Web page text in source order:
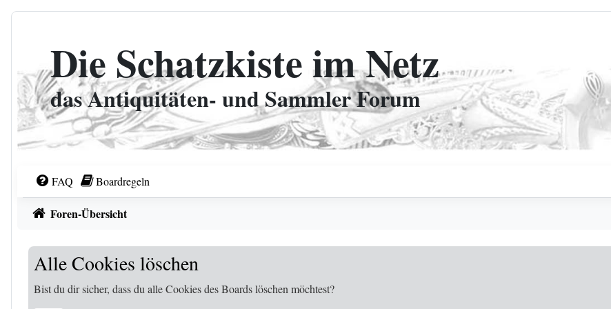
Zum Inhalt
Die Schatzkiste im Netz
das Antiquitäten- und Sammler Forum
FAQ Boardregeln
Foren-Übersicht
Alle Cookies löschen
Bist du dir sicher, dass du alle Cookies des Boards löschen möchtest?